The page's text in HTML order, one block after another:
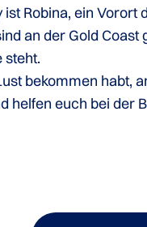
ist Robina, ein
an der Gold
steht.
bekommen habt,
helfen euch bei der